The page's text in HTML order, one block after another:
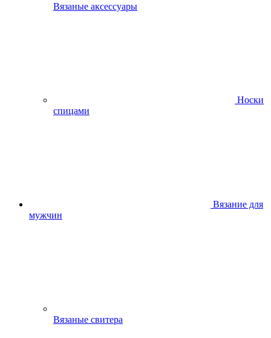
Вязаные аксессуары
Носки
спицами
Вязание для
мужчин
Вязаные свитера